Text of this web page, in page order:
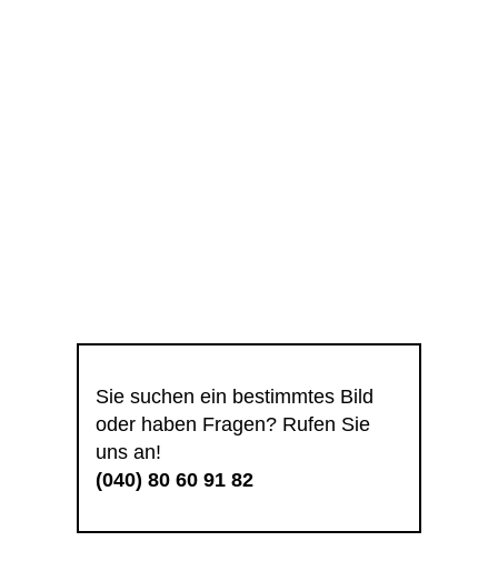
Sie suchen ein bestimmtes Bild
oder haben Fragen? Rufen Sie
uns an!
(040) 80 60 91 82